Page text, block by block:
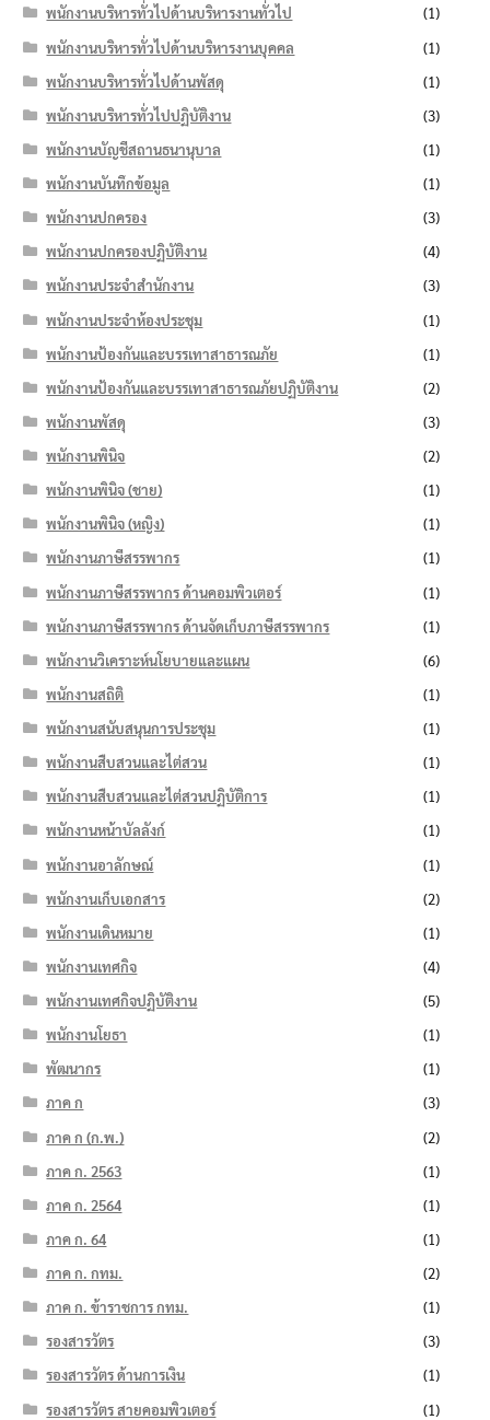
พนักงานบริหารทั่วไปด้านบริหารงานทั่วไป
(1)
พนักงานบริหารทั่วไปด้านบริหารงานบุคคล
(1)
พนักงานบริหารทั่วไปด้านพัสดุ
(1)
พนักงานบริหารทั่วไปปฏิบัติงาน
(3)
พนักงานบัญชีสถานธนานุบาล
(1)
พนักงานบันทึกข้อมูล
(1)
พนักงานปกครอง
(3)
พนักงานปกครองปฏิบัติงาน
(4)
พนักงานประจำสำนักงาน
(3)
พนักงานประจำห้องประชุม
(1)
พนักงานป้องกันและบรรเทาสาธารณภัย
(1)
พนักงานป้องกันและบรรเทาสาธารณภัยปฏิบัติงาน
(2)
พนักงานพัสดุ
(3)
พนักงานพินิจ
(2)
พนักงานพินิจ (ชาย)
(1)
พนักงานพินิจ (หญิง)
(1)
พนักงานภาษีสรรพากร
(1)
พนักงานภาษีสรรพากร ด้านคอมพิวเตอร์
(1)
พนักงานภาษีสรรพากร ด้านจัดเก็บภาษีสรรพากร
(1)
พนักงานวิเคราะห์นโยบายและแผน
(6)
พนักงานสถิติ
(1)
พนักงานสนับสนุนการประชุม
(1)
พนักงานสืบสวนและไต่สวน
(1)
พนักงานสืบสวนและไต่สวนปฏิบัติการ
(1)
พนักงานหน้าบัลลังก์
(1)
พนักงานอาลักษณ์
(1)
พนักงานเก็บเอกสาร
(2)
พนักงานเดินหมาย
(1)
พนักงานเทศกิจ
(4)
พนักงานเทศกิจปฏิบัติงาน
(5)
พนักงานโยธา
(1)
พัฒนากร
(1)
ภาค ก
(3)
ภาค ก (ก.พ.)
(2)
ภาค ก. 2563
(1)
ภาค ก. 2564
(1)
ภาค ก. 64
(1)
ภาค ก. กทม.
(2)
ภาค ก. ข้าราชการ กทม.
(1)
รองสารวัตร
(3)
รองสารวัตร ด้านการเงิน
(1)
รองสารวัตร สายคอมพิวเตอร์
(1)